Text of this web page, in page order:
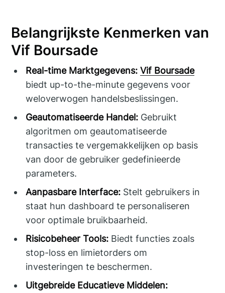
Belangrijkste Kenmerken van
Vif Boursade
Real-time Marktgegevens: Vif Boursade
biedt up-to-the-minute gegevens voor
weloverwogen handelsbeslissingen.
Geautomatiseerde Handel: Gebruikt
algoritmen om geautomatiseerde
transacties te vergemakkelijken op basis
van door de gebruiker gedefinieerde
parameters.
Aanpasbare Interface: Stelt gebruikers in
staat hun dashboard te personaliseren
voor optimale bruikbaarheid.
Risicobeheer Tools: Biedt functies zoals
stop-loss en limietorders om
investeringen te beschermen.
Uitgebreide Educatieve Middelen: